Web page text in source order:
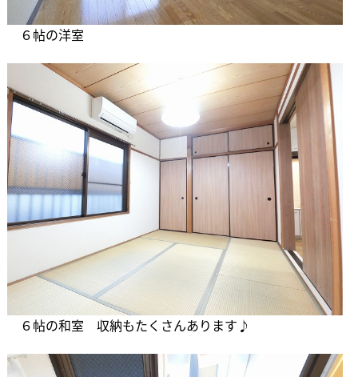
６帖の洋室
６帖の和室 収納もたくさんあります♪